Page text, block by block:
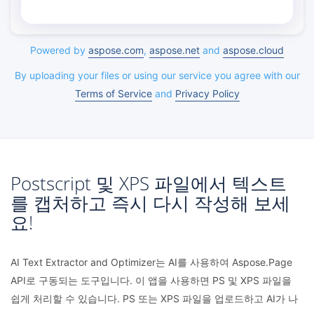
Powered by aspose.com, aspose.net and aspose.cloud
By uploading your files or using our service you agree with our
Terms of Serviceand Privacy Policy
Postscript 및 XPS 파일에서 텍스트
를 캡처하고 즉시 다시 작성해 보세
요!
AI Text Extractor and Optimizer는 AI를 사용하여 Aspose.Page
API로 구동되는 도구입니다. 이 앱을 사용하면 PS 및 XPS 파일을
쉽게 처리할 수 있습니다. PS 또는 XPS 파일을 업로드하고 AI가 나